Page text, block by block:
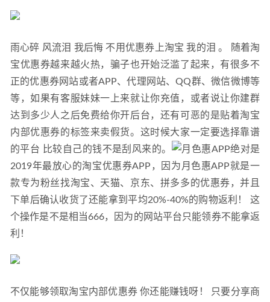
雨心碎 风流泪 我后悔 不用优惠券上淘宝 我的泪 。 随着淘
宝优惠券越来越火热，骗子也开始泛滥了起来，有很多不
正的优惠券网站或者APP、代理网站、QQ群、微信微博等
等，如果有客服妹妹一上来就让你充值，或者说让你建群
达到多少人之后免费给你开后台，还有可恶的是贴着淘宝
内部优惠券的标签来卖假货。这时候大家一定要选择靠谱
的平台 比较自己的钱不是刮风来的。
月色惠APP绝对是
2019年最放心的淘宝优惠券APP，因为月色惠APP就是一
款专为粉丝找淘宝、天猫、京东、拼多多的优惠券，并且
下单后确认收货了还能拿到平均20%-40%的购物返利！ 这
个操作是不是相当666，因为的网站平台只能领券不能拿返
利！
不仅能够领取淘宝内部优惠券 你还能赚钱呀！ 只要分享商